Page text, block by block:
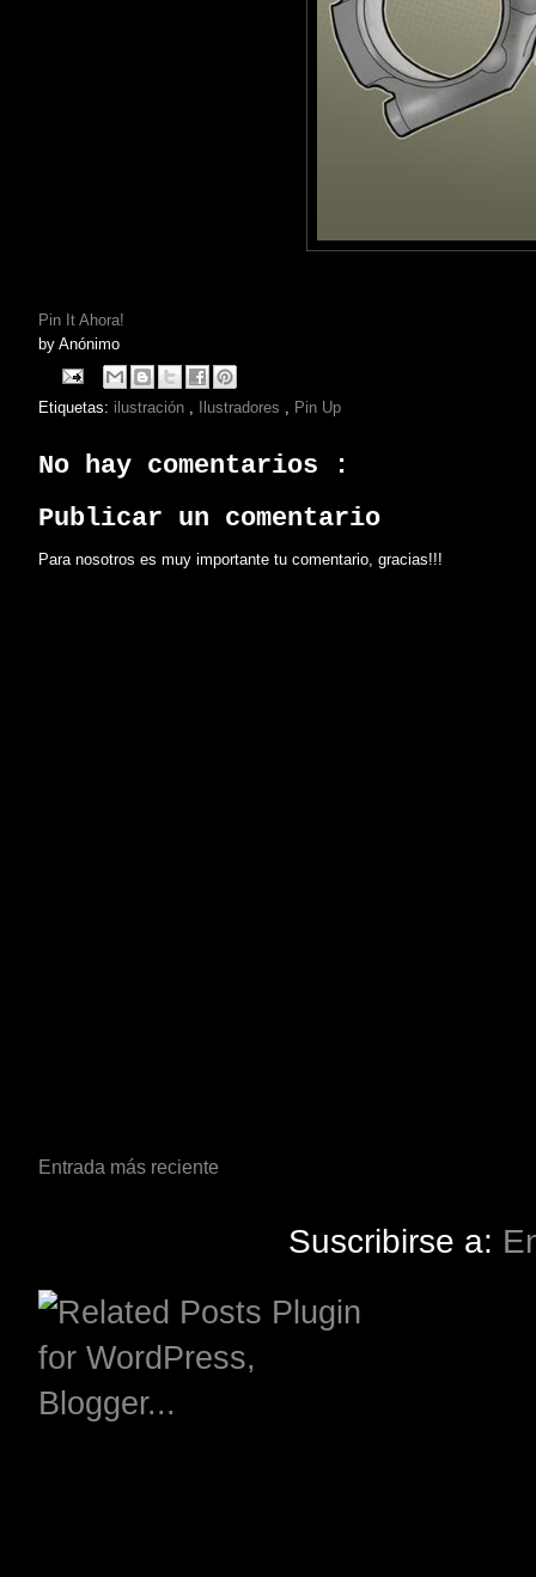
Pin It Ahora!
by Anónimo
Etiquetas: ilustración Ilustradores Pin Up
No hay comentarios :
Publicar un comentario
Para nosotros es muy importante tu comentario, gracias!!!
Entrada más reciente
Suscribirse a: